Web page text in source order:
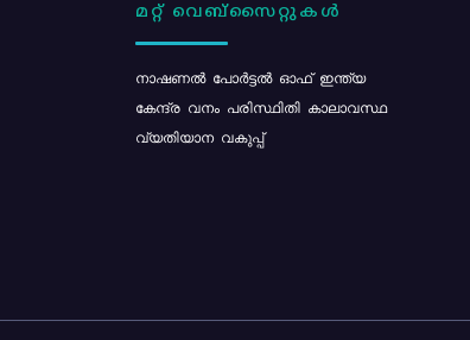
മറ്റ് വെബ്സൈറ്റുകൾ
നാഷണൽ പോർട്ടൽ ഓഫ് ഇന്ത്യ
കേന്ദ്ര വനം പരിസ്ഥിതി കാലാവസ്ഥ
വ്യതിയാന വകുപ്പ്